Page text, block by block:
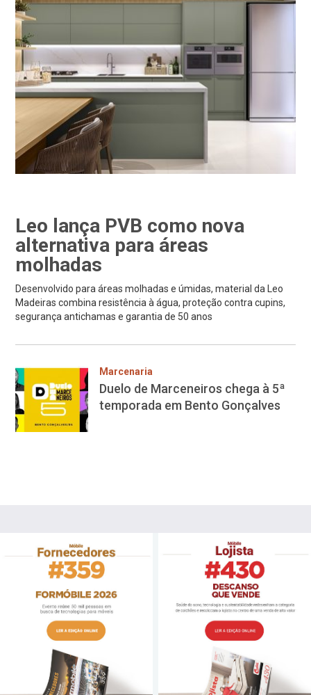
Leo lança PVB como nova
alternativa para áreas
molhadas
Desenvolvido para áreas molhadas e úmidas, material da Leo
Madeiras combina resistência à água, proteção contra cupins,
segurança antichamas e garantia de 50 anos
Marcenaria
Duelo de Marceneiros chega à 5ª
temporada em Bento Gonçalves